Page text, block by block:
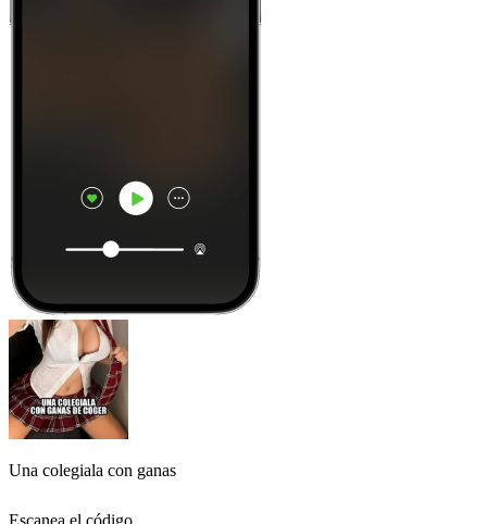
Una colegiala con ganas